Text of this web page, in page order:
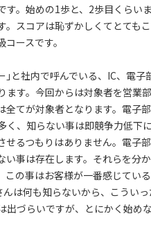
す。始めの1歩と、2歩目くら
。スコアは恥ずかしくてとて
ースです。
｣と社内で呼んでいる、IC、電
ます。今回からは対象者を営業
全てが対象者となります。電子
く、知らない事は即競争力低下
せるつもりはありません。電
い事は存在します。それらを分
この事はお客様が一番感じてい
は何も知らないから、こうい
出づらいですが、とにかく始め